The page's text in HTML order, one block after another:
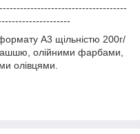
А3 щільністю 200г/
олійними фарбами,
олівцями.